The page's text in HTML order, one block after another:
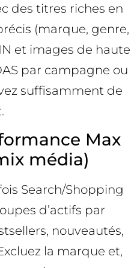
des titres riches en
(marque, genre,
et images de haute
par campagne ou
suffisamment de
Max
média)
Search/Shopping
d’actifs par
nouveautés,
la marque et,